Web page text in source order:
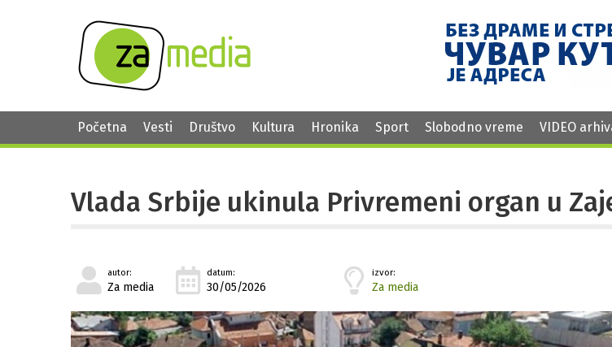
Početna Vesti Društvo Kultura Hronika Sport Slobodno vreme VIDEO
Vlada Srbije ukinula Privremeni organ u
autor:
Za media
datum:
30/05/2026
izvor:
Za media